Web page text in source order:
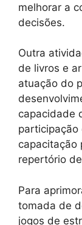
melhorar a
decisões.
Outra
de livros e
atuação do
capacidade
participação
capacitação
repertório
Para
tomada de
jogos de